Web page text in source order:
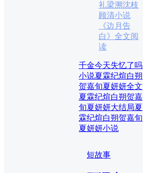
礼梁溯沈枝
顾清小说
《边月告
白》全文阅
读
千金今天失忆了吗
小说夏霖纪煊白朔
贺嘉旬夏妍妍全文
夏霖纪煊白朔贺嘉
旬夏妍妍大结局夏
霖纪煊白朔贺嘉旬
夏妍妍小说
短故事